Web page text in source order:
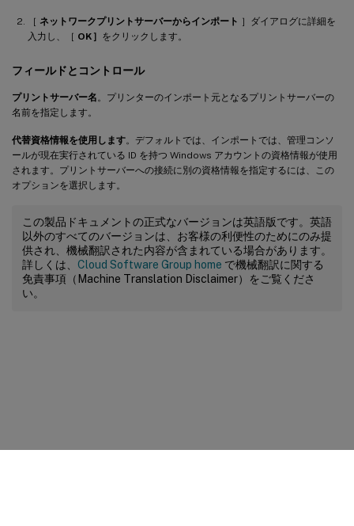
［ ネットワークプリントサーバーからインポート ］ダイアログに詳細を
入力し、［ OK］ をクリックします。
フィールドとコントロール
プリントサーバー名 。プリンターのインポート元となるプリントサーバーの
名前を指定します。
代替資格情報を使用します。デフォルトでは、インポートでは、管理コンソ
ールが現在実行されている ID を持つ Windows アカウントの資格情報が使用
されます。プリントサーバーへの接続に別の資格情報を指定するには、この
オプションを選択します。
この製品ドキュメントの正式なバージョンは英語版です。英語
以外のすべてのバージョンは、お客様の利便性のためにのみ提
供され、機械翻訳された内容が含まれている場合があります。
詳しくは、 Cloud Software Group home で機械翻訳に関する
免責事項（Machine Translation Disclaimer）をご覧くださ
い。